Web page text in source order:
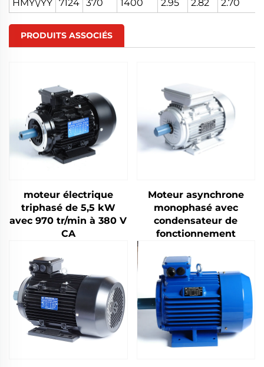
HMY\/YY 7124 370 1400 2.95 2.82 2.70
PRODUITS ASSOCIÉS
moteur électrique
triphasé de 5,5 kW
avec 970 tr/min à 380 V
CA
Moteur asynchrone
monophasé avec
condensateur de
fonctionnement